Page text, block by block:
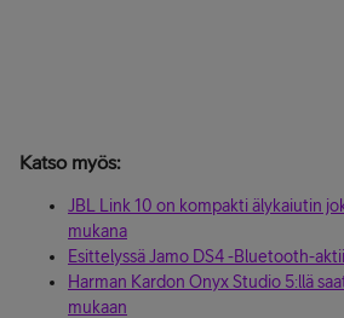
Katso myös:
JBL Link 10 on kompakti älykaiutin
mukana
Esittelyssä Jamo DS4 -Bluetooth-
Harman Kardon Onyx Studio 5:llä
mukaan